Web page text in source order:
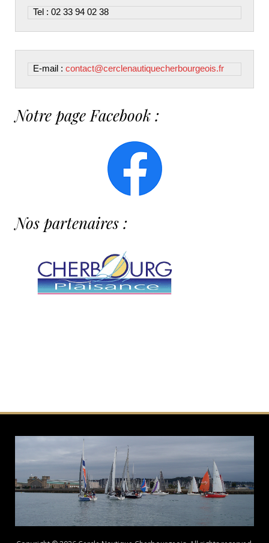
Tel : 02 33 94 02 38
E-mail : contact@cerclenautiquecherbourgeois.fr
Notre page Facebook :
Nos partenaires :